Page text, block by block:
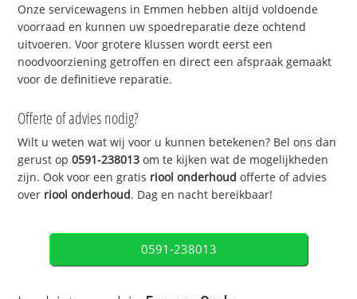
Onze servicewagens in Emmen hebben altijd voldoende
voorraad en kunnen uw spoedreparatie deze ochtend
uitvoeren. Voor grotere klussen wordt eerst een
noodvoorziening getroffen en direct een afspraak gemaakt
voor de definitieve reparatie.
Offerte of advies nodig?
Wilt u weten wat wij voor u kunnen betekenen? Bel ons dan
gerust op0591-238013 om te kijken wat de mogelijkheden
zijn. Ook voor een gratis riool onderhoud offerte of advies
over riool onderhoud. Dag en nacht bereikbaar!
0591-238013